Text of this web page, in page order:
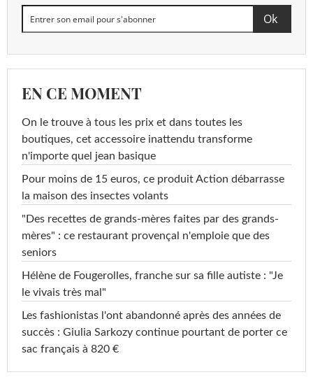
EN CE MOMENT
On le trouve à tous les prix et dans toutes les
boutiques, cet accessoire inattendu transforme
n'importe quel jean basique
Pour moins de 15 euros, ce produit Action débarrasse
la maison des insectes volants
"Des recettes de grands-mères faites par des grands-
mères" : ce restaurant provençal n'emploie que des
seniors
Hélène de Fougerolles, franche sur sa fille autiste : "Je
le vivais très mal"
Les fashionistas l'ont abandonné après des années de
succès : Giulia Sarkozy continue pourtant de porter ce
sac français à 820 €